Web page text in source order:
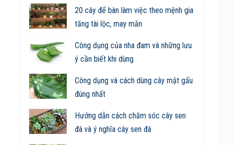
20 cây để bàn làm việc theo mệnh gia
tăng tài lộc, may mắn
Công dụng của nha đam và những lưu
ý cần biết khi dùng
Công dụng và cách dùng cây mật gấu
đúng nhất
Hướng dẫn cách chăm sóc cây sen
đá và ý nghĩa cây sen đá